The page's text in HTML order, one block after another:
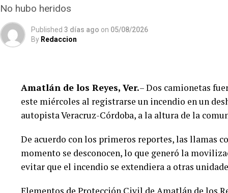
administración del alcalde de Movimiento
permanecerán recluidos en el Centro de
Aunque durante el operativo fueron detenidos
conocer corresponde únicamente a seis de ellos.
informado la situación jurídica del séptimo
El caso evidenció presuntas irregularidades
intervención de autoridades estatales y
investigaciones contra servidores públicos
de las Altas Montañas.
No hubo heridos
Published 3 días ago on 05/08/2026
By Redaccion
Amatlán de los Reyes, Ver.– Dos camionetas
este miércoles al registrarse un incendio en un
autopista Veracruz-Córdoba, a la altura de la
De acuerdo con los primeros reportes, las llamas
momento se desconocen, lo que generó la
evitar que el incendio se extendiera a otras